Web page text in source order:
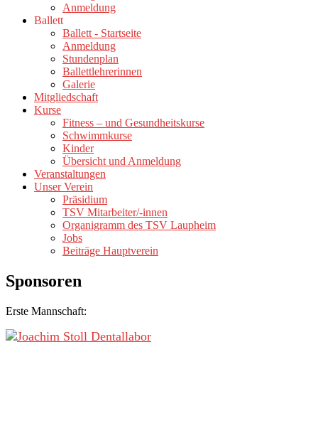
Anmeldung
Ballett
Ballett - Startseite
Anmeldung
Stundenplan
Ballettlehrerinnen
Galerie
Mitgliedschaft
Kurse
Fitness – und Gesundheitskurse
Schwimmkurse
Kinder
Übersicht und Anmeldung
Veranstaltungen
Unser Verein
Präsidium
TSV Mitarbeiter/-innen
Organigramm des TSV Laupheim
Jobs
Beiträge Hauptverein
Sponsoren
Erste Mannschaft: